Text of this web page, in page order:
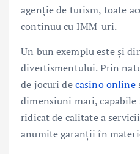
agenție de turism, toate
continuu cu IMM-uri.
Un bun exemplu este și
divertismentului. Prin
de jocuri decasino online
dimensiuni mari, capabile
ridicat de calitate a
anumite garanții în